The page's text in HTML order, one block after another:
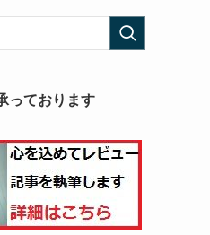
っております